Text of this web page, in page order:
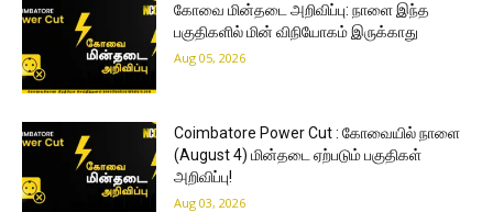
கோவை மின்தடை அறிவிப்பு: நாளை இந்த
பகுதிகளில் மின் விநியோகம் இருக்காது
Aug 05, 2026
Coimbatore Power Cut : கோவையில் நாளை
(August 4) மின்தடை ஏற்படும் பகுதிகள்
அறிவிப்பு!
Aug 03, 2026